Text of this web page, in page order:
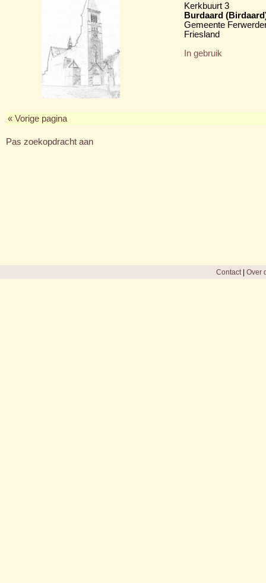
Kerkbuurt 3
Burdaard
Gemeente
Friesland
In gebruik
« Vorige pagina
Pas zoekopdracht aan
Contact| Over